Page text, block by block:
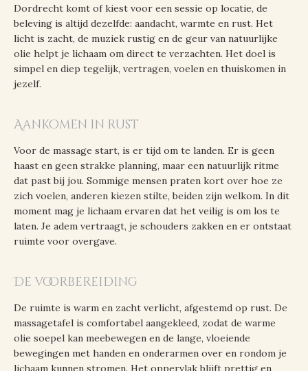
Dordrecht komt of kiest voor een sessie op locatie, de
beleving is altijd dezelfde: aandacht, warmte en rust. Het
licht is zacht, de muziek rustig en de geur van natuurlijke
olie helpt je lichaam om direct te verzachten. Het doel is
simpel en diep tegelijk, vertragen, voelen en thuiskomen in
jezelf.
Aankomen in rust
Voor de massage start, is er tijd om te landen. Er is geen
haast en geen strakke planning, maar een natuurlijk ritme
dat past bij jou. Sommige mensen praten kort over hoe ze
zich voelen, anderen kiezen stilte, beiden zijn welkom. In dit
moment mag je lichaam ervaren dat het veilig is om los te
laten. Je adem vertraagt, je schouders zakken en er ontstaat
ruimte voor overgave.
De voorbereiding
De ruimte is warm en zacht verlicht, afgestemd op rust. De
massagetafel is comfortabel aangekleed, zodat de warme
olie soepel kan meebewegen en de lange, vloeiende
bewegingen met handen en onderarmen over en rondom je
lichaam kunnen stromen. Het oppervlak blijft prettig en